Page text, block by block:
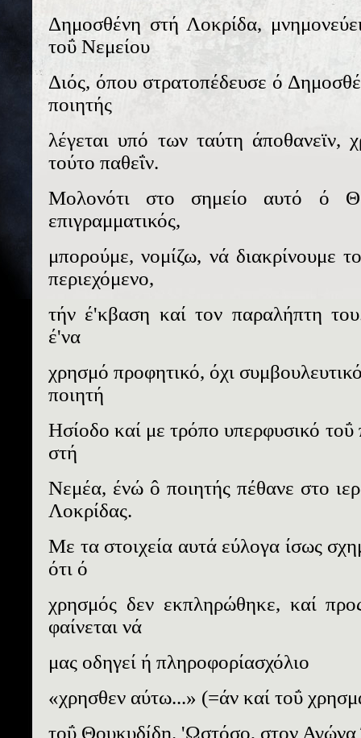
Δημοσθένη στή Λοκρίδα,
τοΰ Νεμείου
Διός, όπου στρατοπέδευσε ό
ποιητής
λέγεται υπό των ταύτη άποθανεϊν,
τούτο παθεΐν.
Μολονότι στο σημείο αυτό ό
επιγραμματικός,
μπορούμε, νομίζω, νά διακρίνουμε
περιεχόμενο,
τήν έ'κβαση καί τον παραλήπτη
έ'να
χρησμό προφητικό, όχι
ποιητή
Ησίοδο καί με τρόπο υπερφυσικό τοΰ
στή
Νεμέα, ένώ ô ποιητής πέθανε στο
Λοκρίδας.
Με τα στοιχεία αυτά εύλογα ίσως
ότι ό
χρησμός δεν εκπληρώθηκε, καί
φαίνεται νά
μας οδηγεί ή πληροφορίασχόλιο
«χρησθεν αύτω...» (=άν καί τοΰ
τοΰ Θουκυδίδη. 'Ωστόσο, στον